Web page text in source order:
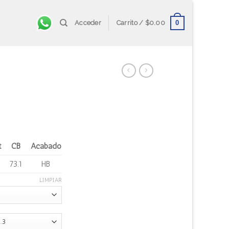
Acceder Carrito / $0.00 0
CB
Acabado
73.1
HB
LIMPIAR